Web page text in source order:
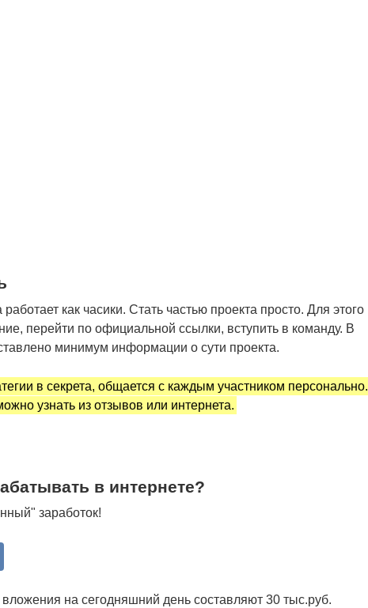
как часики. Стать частью проекта просто. Для этого
перейти по официальной ссылки, вступить в команду. В
минимум информации о сути проекта.
в секрета, общается с каждым участником персонально.
узнать из отзывов или интернета.
в интернете?
заработок!
на сегодняшний день составляют 30 тыс.руб.